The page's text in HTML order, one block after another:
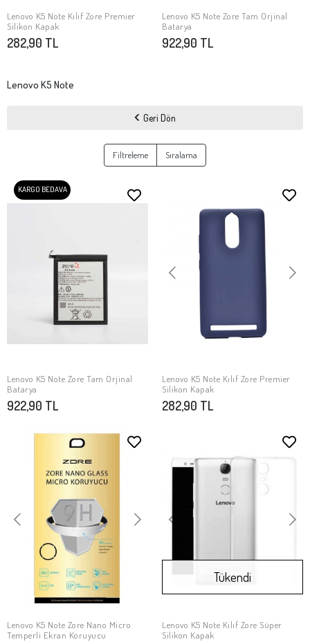
SEPETE EKLE
Lenovo K5 Note Kılıf Zore Premier
Silikon Kapak
282,90 TL
SEPETE EKLE
Lenovo K5 Note Zore Tam Orjinal
Batarya
922,90 TL
Lenovo K5 Note
Geri Dön
Filtreleme Sıralama
KARGO BEDAVA
SEPETE EKLE
Lenovo K5 Note Zore Tam Orjinal
Batarya
922,90 TL
SEPETE EKLE
Lenovo K5 Note Kılıf Zore Premier
Silikon Kapak
282,90 TL
SEPETE EKLE
Lenovo K5 Note Zore Nano Micro
Temperli Ekran Koruyucu
Stokta Yok
Tükendi
Lenovo K5 Note Kılıf Zore Süper
Silikon Kapak